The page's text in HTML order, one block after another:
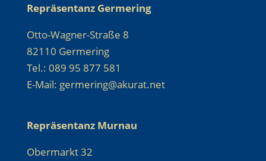
Repräsentanz Germering
Otto-Wagner-Straße 8
82110 Germering
Tel.: 089 95 877 581
E-Mail: germering@akurat.net
Repräsentanz Murnau
Obermarkt 32